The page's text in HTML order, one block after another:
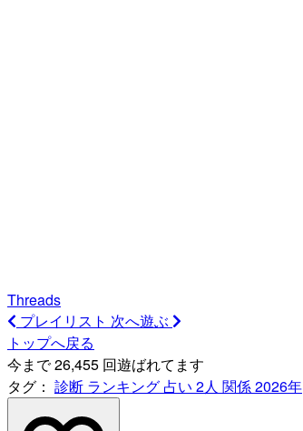
Threads
プレイリスト 次へ遊ぶ
トップへ戻る
今まで 26,455 回遊ばれてます
タグ： 診断 ランキング 占い 2人 関係2026年